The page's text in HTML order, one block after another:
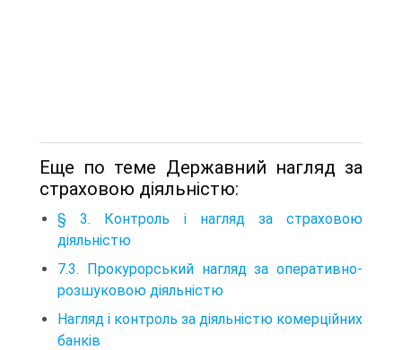
Еще по теме Державний нагляд за
страховою діяльністю:
§ 3. Контроль і нагляд за страховою
діяльністю
7.3. Прокурорський нагляд за оперативно-
розшуковою діяльністю
Нагляд і контроль за діяльністю комерційних
банків